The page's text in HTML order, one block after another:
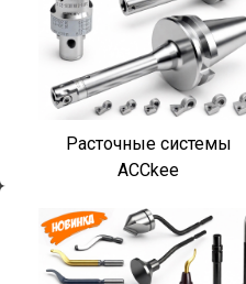
Расточные системы
ACCkee